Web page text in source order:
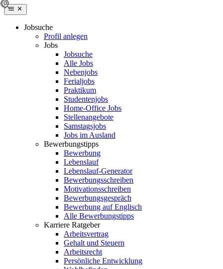
Jobsuche
Profil anlegen
Jobs
Jobsuche
Alle Jobs
Nebenjobs
Ferialjobs
Praktikum
Studentenjobs
Home-Office Jobs
Stellenangebote
Samstagsjobs
Jobs im Ausland
Bewerbungstipps
Bewerbung
Lebenslauf
Lebenslauf-Generator
Bewerbungsschreiben
Motivationsschreiben
Bewerbungsgespräch
Bewerbung auf Englisch
Alle Bewerbungstipps
Karriere Ratgeber
Arbeitsvertrag
Gehalt und Steuern
Arbeitsrecht
Persönliche Entwicklung